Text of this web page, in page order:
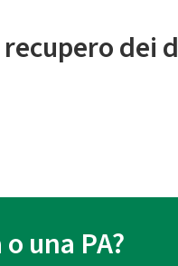
dei
una PA?